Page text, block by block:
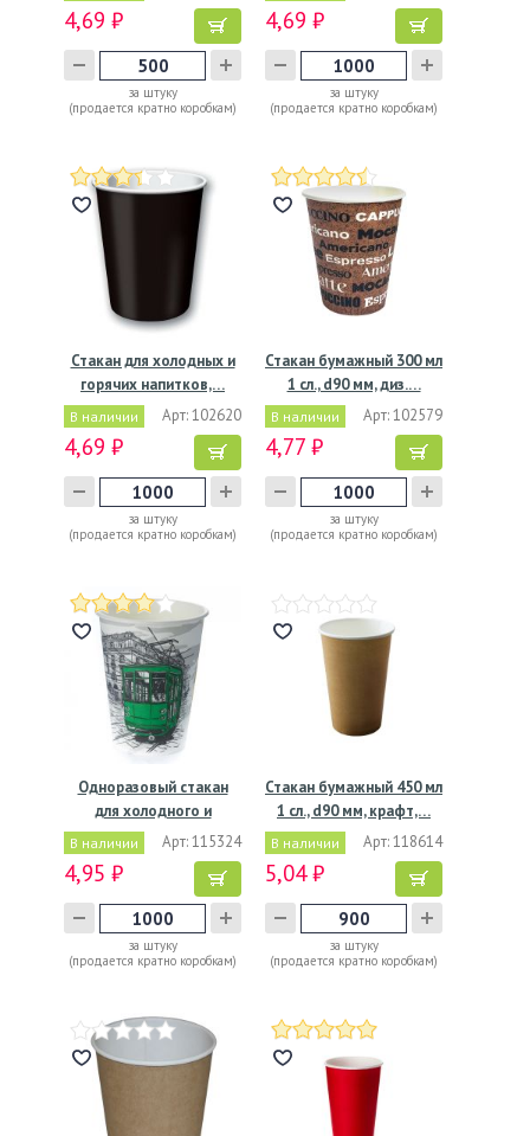
4,69 ₽
за штуку
(продается кратно коробкам)
4,69 ₽
за штуку
(продается кратно коробкам)
Стакан для холодных и
горячих напитков,…
В наличии Арт: 102620
4,69 ₽
за штуку
(продается кратно коробкам)
Стакан бумажный 300 мл
1 сл., d90 мм, диз.…
В наличии Арт: 102579
4,77 ₽
за штуку
(продается кратно коробкам)
Одноразовый стакан
для холодного и
горячего,…
В наличии Арт: 115324
4,95 ₽
за штуку
(продается кратно коробкам)
Стакан бумажный 450 мл
1 сл., d90 мм, крафт,…
В наличии Арт: 118614
5,04 ₽
за штуку
(продается кратно коробкам)